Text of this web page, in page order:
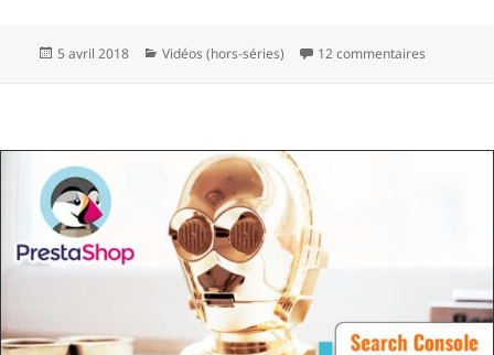
Publié
5 avril 2018 Catégories
Vidéos (hors-séries) 12 commentaires